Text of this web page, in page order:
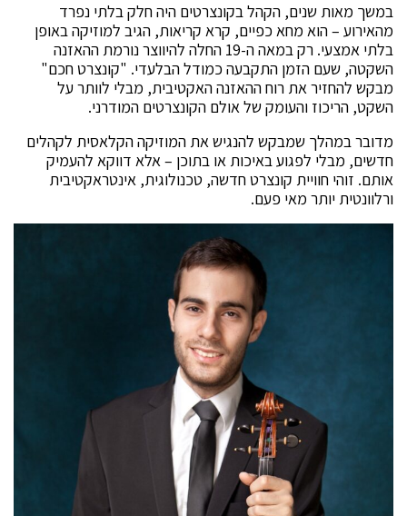
במשך מאות שנים, הקהל בקונצרטים היה חלק בלתי נפרד
מהאירוע – הוא מחא כפיים, קרא קריאות, הגיב למוזיקה באופן
בלתי אמצעי. רק במאה ה-19 החלה להיווצר נורמת ההאזנה
השקטה, שעם הזמן התקבעה כמודל הבלעדי. "קונצרט חכם"
מבקש להחזיר את רוח ההאזנה האקטיבית, מבלי לוותר על
השקט, הריכוז והעומק של אולם הקונצרטים המודרני.
מדובר במהלך שמבקש להנגיש את המוזיקה הקלאסית לקהלים
חדשים, מבלי לפגוע באיכות או בתוכן – אלא דווקא להעמיק
אותם. זוהי חוויית קונצרט חדשה, טכנולוגית, אינטראקטיבית
ורלוונטית יותר מאי פעם.